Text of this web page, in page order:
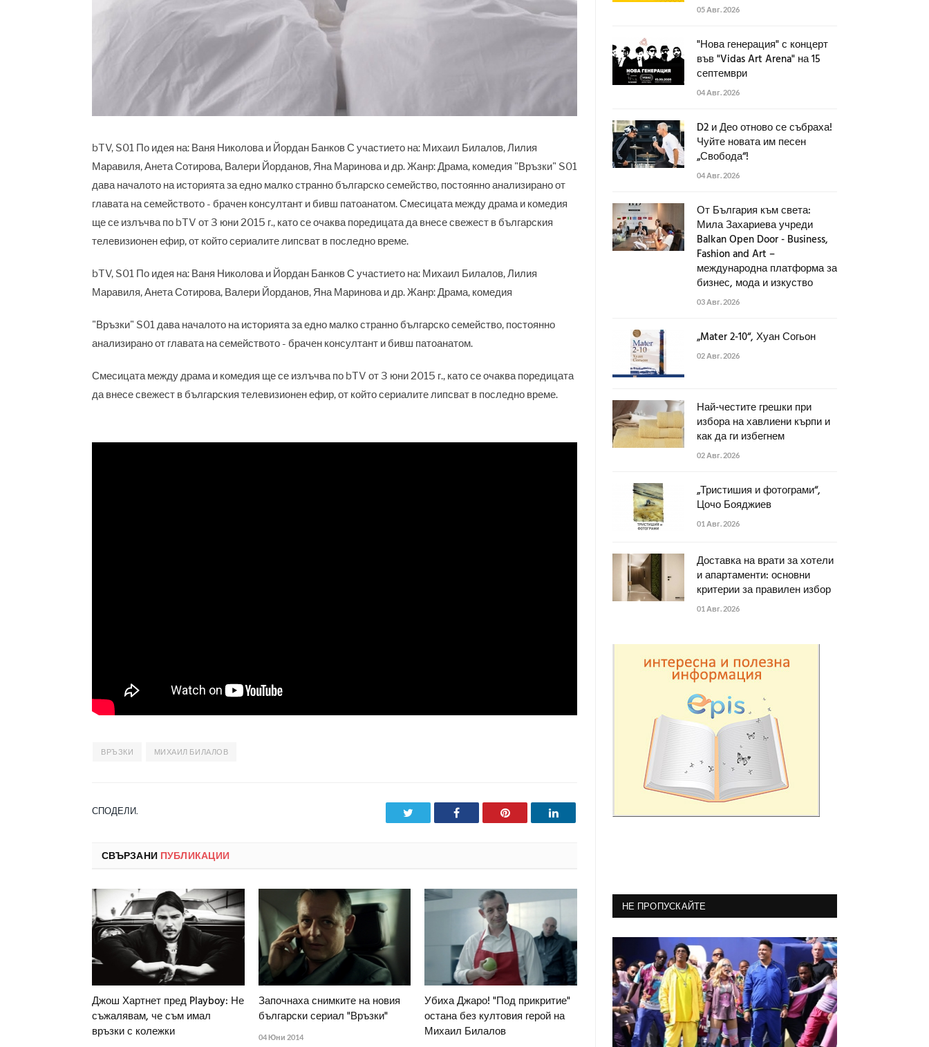
bTV, S01 По идея на: Ваня Николова и Йордан Банков С участието на: Михаил Билалов, Лилия
Маравиля, Анета Сотирова, Валери Йорданов, Яна Маринова и др. Жанр: Драма, комедия "Връзки" S01
дава началото на историята за едно малко странно българско семейство, постоянно анализирано от
главата на семейството - брачен консултант и бивш патоанатом. Смесицата между драма и комедия
ще се излъчва по bTV от 3 юни 2015 г., като се очаква поредицата да внесе свежест в българския
телевизионен ефир, от който сериалите липсват в последно време.
bTV, S01 По идея на: Ваня Николова и Йордан Банков С участието на: Михаил Билалов,Лилия
Маравиля, Анета Сотирова, Валери Йорданов, Яна Мариноваи др. Жанр: Драма, комедия
"Връзки" S01 дава началото на историята за едно малко странно българско семейство, постоянно
анализирано от главата на семейството - брачен консултант и бивш патоанатом.
Смесицата между драма и комедия ще се излъчва по bTV от 3 юни 2015 г., като се очаква поредицата
да внесе свежест в българския телевизионен ефир, от който сериалите липсват в последно време.
ВРЪЗКИ МИХАИЛ БИЛАЛОВ
СПОДЕЛИ. Facebook Pinterest LinkedIn
СВЪРЗАНИ ПУБЛИКАЦИИ
Джош Хартнет пред Playboy: Не
съжалявам, че съм имал
връзки с колежки
Започнаха снимките на новия
български сериал "Връзки"
04 Юни 2014
Убиха Джаро! "Под прикритие"
остана без култовия герой на
Михаил Билалов
05 Авг. 2026
"Нова генерация" с концерт
във "Vidas Art Arena" на 15
септември
04 Авг. 2026
D2 и Део отново се събраха!
Чуйте новата им песен
„Свобода“!
04 Авг. 2026
От България към света:
Мила Захариева учреди
Balkan Open Door - Business,
Fashion and Art –
международна платформа за
бизнес, мода и изкуство
03 Авг. 2026
„Mater 2-10“, Хуан Согьон
02 Авг. 2026
Най-честите грешки при
избора на хавлиени кърпи и
как да ги избегнем
02 Авг. 2026
„Тристишия и фотограми“,
Цочо Бояджиев
01 Авг. 2026
Доставка на врати за хотели
и апартаменти: основни
критерии за правилен избор
01 Авг. 2026
НЕ ПРОПУСКАЙТЕ